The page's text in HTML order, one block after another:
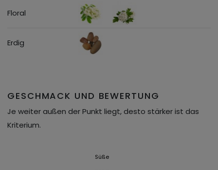
Floral
Erdig
GESCHMACK UND BEWERTUNG
Je weiter außen der Punkt liegt, desto stärker ist das
Kriterium.
Süße